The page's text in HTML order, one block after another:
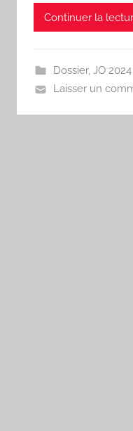
Continuer la
Dossier, JO 2024
Laisser un